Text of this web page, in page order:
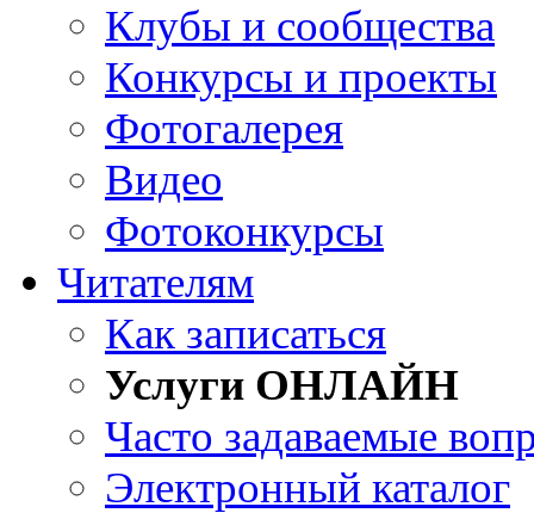
Клубы и сообщества
Конкурсы и проекты
Фотогалерея
Видео
Фотоконкурсы
Читателям
Как записаться
Услуги ОНЛАЙН
Часто задаваемые
Электронный каталог